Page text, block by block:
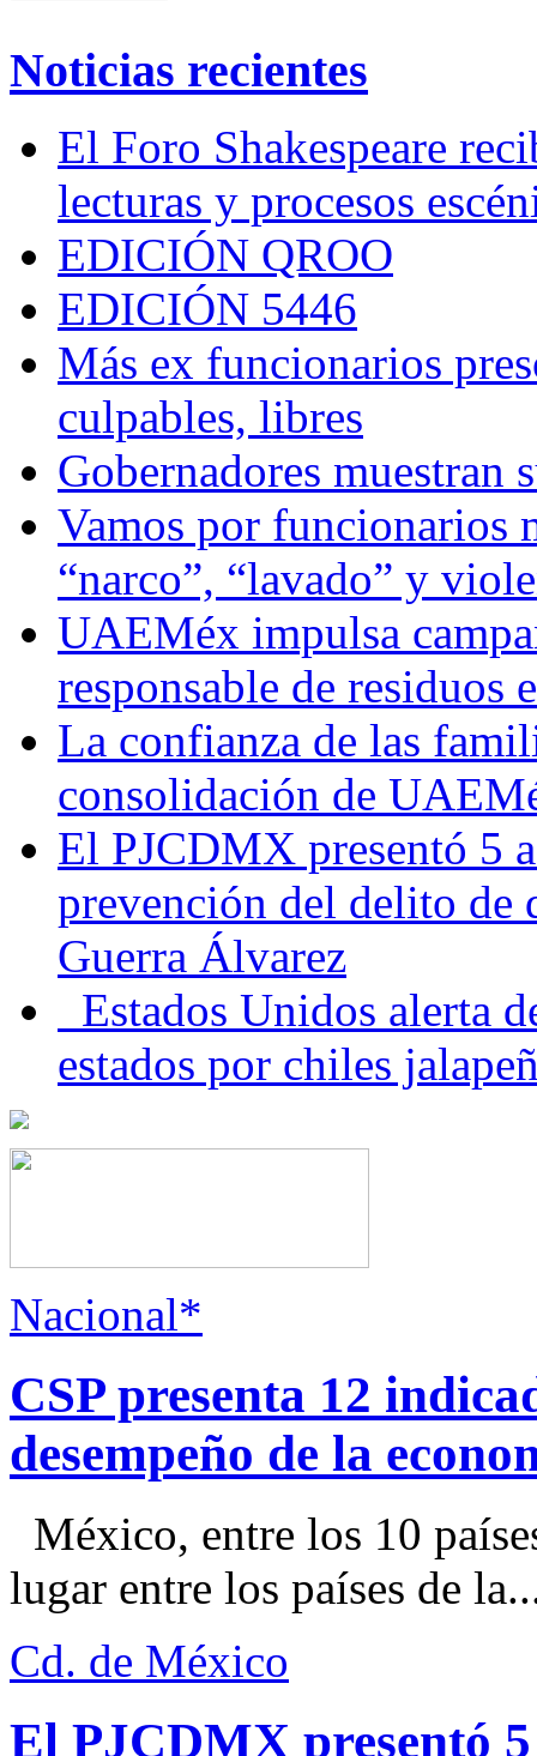
Noticias recientes
El Foro Shakespeare
lecturas y procesos
EDICIÓN QROO
EDICIÓN 5446
Más ex funcionarios
culpables, libres
Gobernadores muestran
Vamos por funcionarios
“narco”, “lavado” y
UAEMéx impulsa
responsable de residuos
La confianza de las
consolidación de
El PJCDMX presentó 5
prevención del delito de
Guerra Álvarez
Estados Unidos alerta
estados por chiles
Nacional*
CSP presenta 12
desempeño de la
México, entre los 10
lugar entre los países de
Cd. de México
El PJCDMX presentó